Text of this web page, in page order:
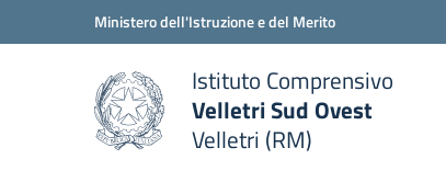
Vai ai contenuti
Vai al menu di navigazioneMinistero dell'Istruzione e del Merito
scuola
Istituto Comprensivo
Velletri Sud Ovest
Velletri (RM)